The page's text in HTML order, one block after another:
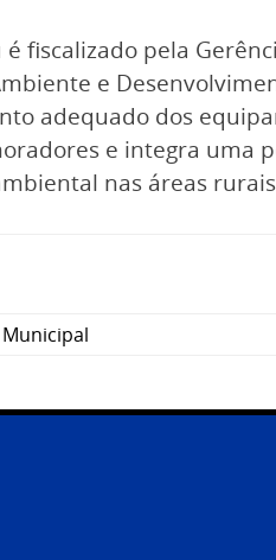
fiscalizado pela
e
adequado dos
e integra uma
nas áreas